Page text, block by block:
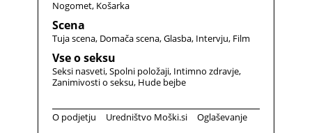
Nogomet Košarka
Scena
Tuja scena Domača scena Glasba Intervju Film
Vse o seksu
Seksi nasveti Spolni položaji Intimno zdravje
Zanimivosti o seksu Hude bejbe
O podjetju Uredništvo Moški.si Oglaševanje